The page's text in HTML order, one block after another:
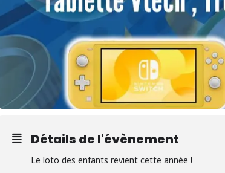
Détails de l'évènement
Le loto des enfants revient cette année !